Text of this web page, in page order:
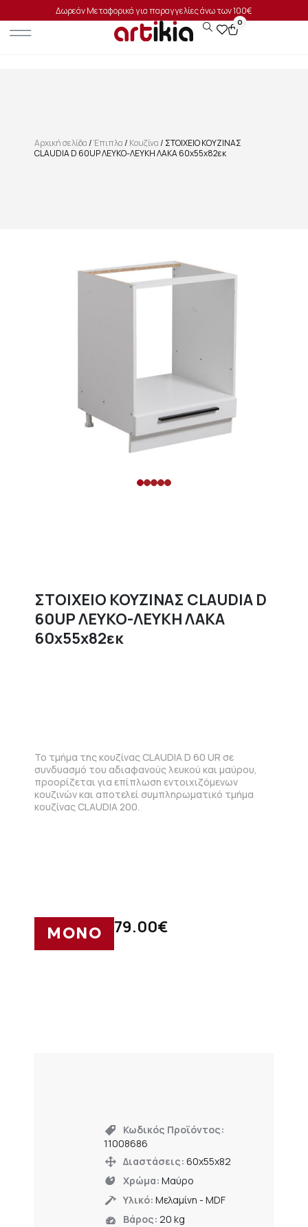
Δωρεάν Μεταφορικά για παραγγελίες άνω των 100€
0
Αρχική σελίδα/Έπιπλα/ Κουζίνα/ ΣΤΟΙΧΕΙΟ ΚΟΥΖΙΝΑΣ
CLAUDIA D 60UP ΛΕΥΚΟ-ΛΕΥΚΗ ΛΑΚΑ 60x55x82εκ
ΣΤΟΙΧΕΙΟ ΚΟΥΖΙΝΑΣ CLAUDIA D
60UP ΛΕΥΚΟ-ΛΕΥΚΗ ΛΑΚΑ
60x55x82εκ
Το τμήμα της κουζίνας CLAUDIA D 60 UR σε
συνδυασμό του αδιαφανούς λευκού και μαύρου,
προορίζεται για επίπλωση εντοιχιζόμενων
κουζινών και αποτελεί συμπληρωματικό τμήμα
κουζίνας CLAUDIA 200.
ΜΟΝΟ 79.00€
Κωδικός Προϊόντος:
11008686
Διαστάσεις:60x55x82
Χρώμα:Μαύρο
Υλικό:Μελαμίνη - MDF
Βάρος:20 kg